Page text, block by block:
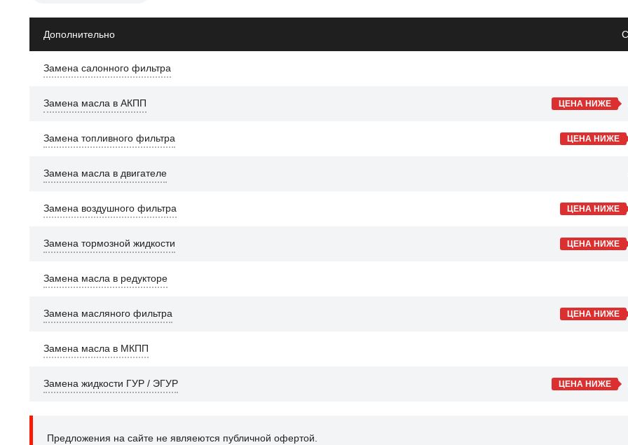
Появление посторонних частиц в масле, что указывает на износ внутренних деталей.
Нарушение работы трансмиссии, проявляющееся в нестабильной работе или шуме.
После замены масла в вариаторе улучшится работа трансмиссии автомобиля Skoda Karoq. Это обеспечит более плавное и
Дополнительно
Замена салонного фильтра
Замена масла в АКПП ЦЕНА НИЖЕ
Замена топливного фильтра ЦЕНА НИЖЕ
Замена масла в двигателе
Замена воздушного фильтра ЦЕНА НИЖЕ
Замена тормозной жидкости ЦЕНА НИЖЕ
Замена масла в редукторе
Замена масляного фильтра ЦЕНА НИЖЕ
Замена масла в МКПП
Замена жидкости ГУР / ЭГУР ЦЕНА НИЖЕ
Предложения на сайте не являеются публичной офертой.